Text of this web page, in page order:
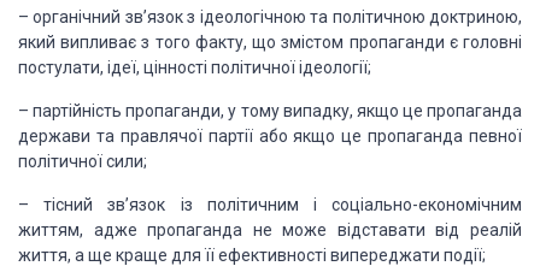
– органічний зв’язок з ідеологічною та політичною доктриною,
який випливає з того факту, що змістом пропаганди є головні
постулати, ідеї, цінності політичної ідеології;
– партійність пропаганди, у тому випадку, якщо це пропаганда
держави та правлячої партії або якщо це пропаганда певної
політичної сили;
–
тісний зв’язок із політичним і соціально-економічним
життям, адже пропаганда не може відставати від реалій
життя, а ще краще для її ефективності випереджати події;